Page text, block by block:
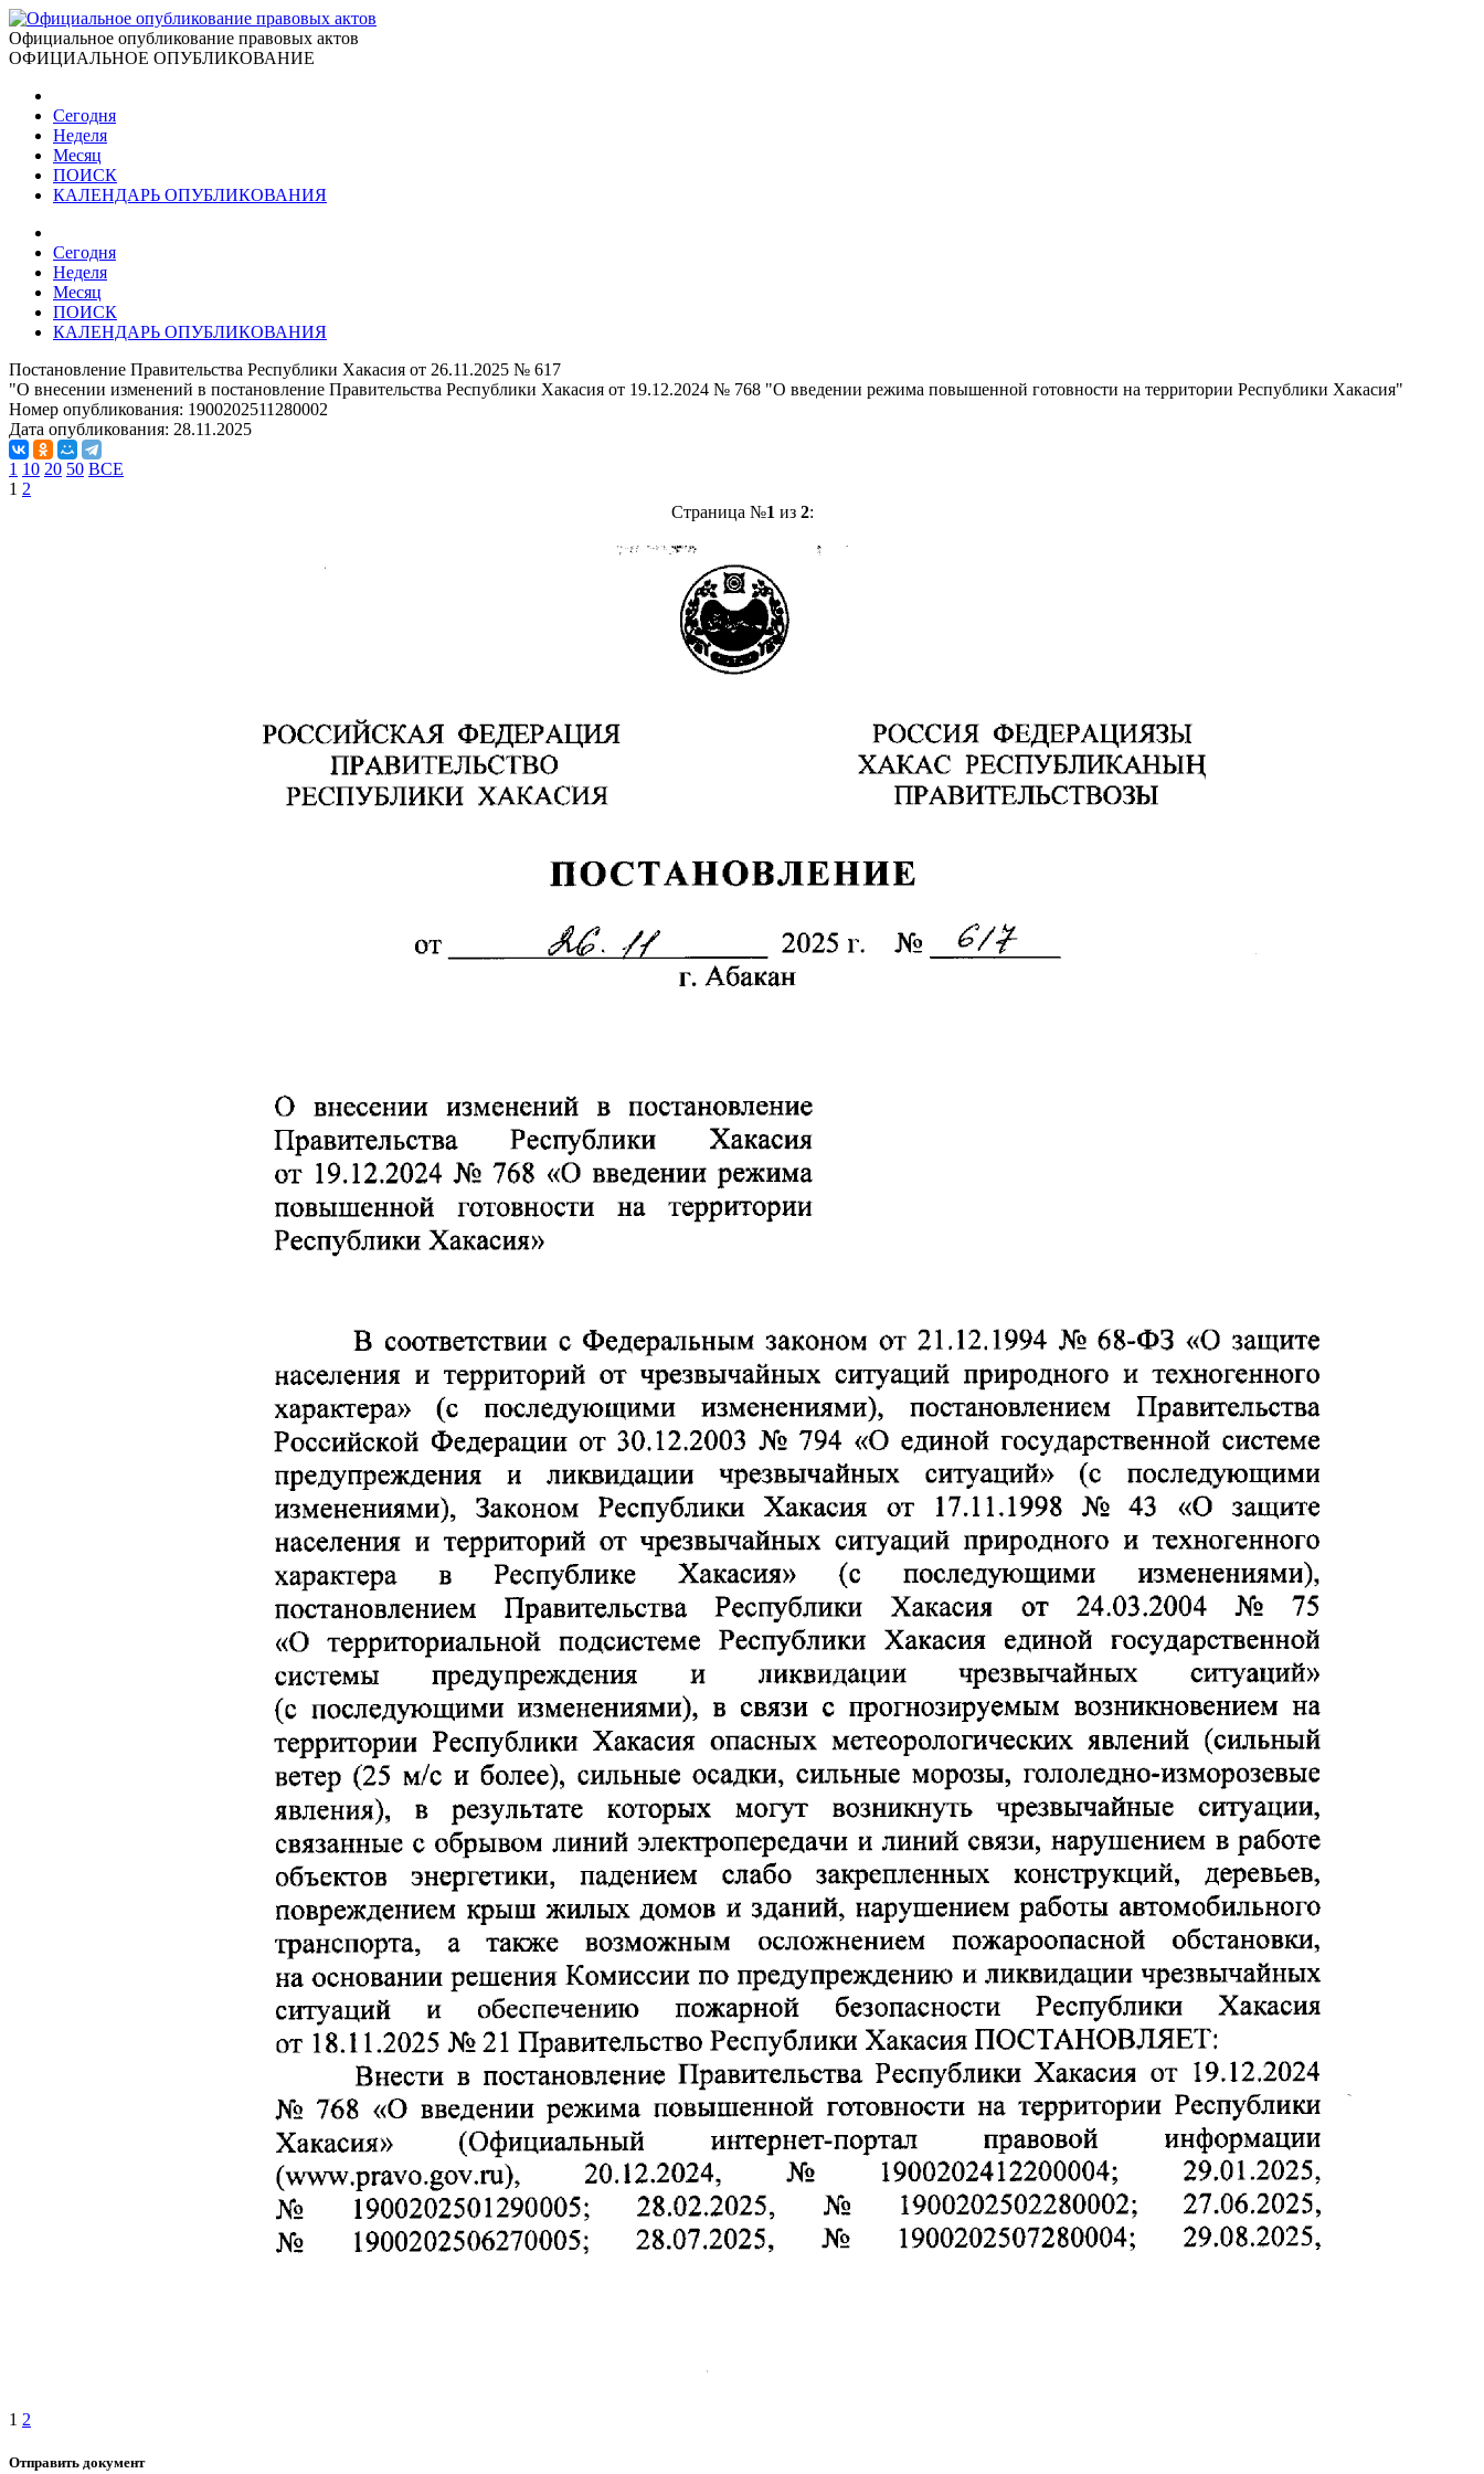
Официальное опубликование правовых актов
ОФИЦИАЛЬНОЕ ОПУБЛИКОВАНИЕ
Сегодня
Неделя
Месяц
ПОИСК
КАЛЕНДАРЬ ОПУБЛИКОВАНИЯ
Сегодня
Неделя
Месяц
ПОИСК
КАЛЕНДАРЬ ОПУБЛИКОВАНИЯ
Постановление Правительства Республики Хакасия от 26.11.2025 № 617
"О внесении изменений в постановление Правительства Республики Хакасия от 19.12.2024 № 768 "О введении режима повышенной готовности на территории Республики Хакасия"
Номер опубликования: 1900202511280002
Дата опубликования: 28.11.2025
1 10 20 50 ВСЕ
1 2
Страница №1 из 2:
1 2
Отправить документ